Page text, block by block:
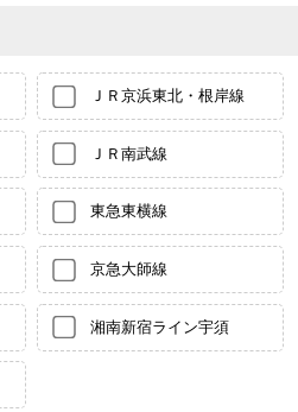
ＪＲ京浜東北・根岸線
ＪＲ南武線
東急東横線
京急大師線
湘南新宿ライン宇須